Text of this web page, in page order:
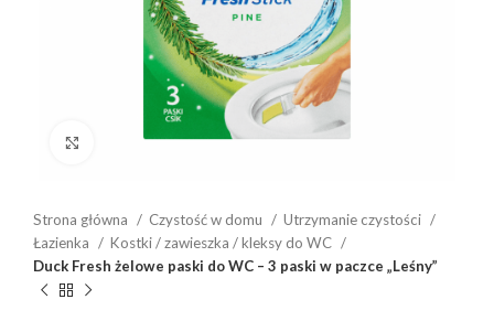
Click to enlarge
Strona główna Czystość w domu
Utrzymanie czystości
Łazienka
Kostki / zawieszka / kleksy do WC
Duck Fresh żelowe paski do WC – 3 paski w paczce „Leśny”